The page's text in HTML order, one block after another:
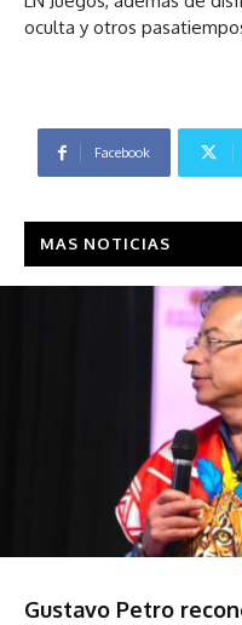
oculta y otros
Facebook
MAS NOTICIAS
Gustavo Petro